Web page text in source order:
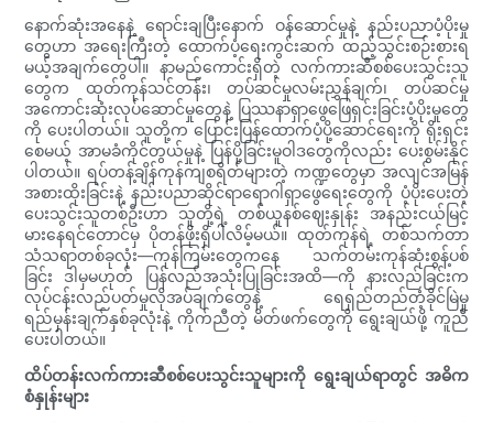
နောက်ဆုံးအနေနဲ့ ရောင်းချပြီးနောက် ဝန်ဆောင်မှုနဲ့ နည်းပညာပံ့ပိုးမှု
တွေဟာ အရေးကြီးတဲ့ ထောက်ပံ့ရေးကွင်းဆက် ထည့်သွင်းစဉ်းစားရ
မယ့်အချက်တွေပါ။ နာမည်ကောင်းရှိတဲ့ လက်ကားဆီစစ်ပေးသွင်းသူ
တွေက ထုတ်ကုန်သင်တန်း၊ တပ်ဆင်မှုလမ်းညွှန်ချက်၊ တပ်ဆင်မှု
အကောင်းဆုံးလုပ်ဆောင်မှုတွေနဲ့ ပြဿနာရှာဖွေဖြေရှင်းခြင်းပံ့ပိုးမှုတွေ
ကို ပေးပါတယ်။ သူတို့က ပြောင်းပြန်ထောက်ပံ့ပို့ဆောင်ရေးကို ရိုးရှင်း
စေမယ့် အာမခံကိုင်တွယ်မှုနဲ့ ပြန်ပို့ခြင်းမူဝါဒတွေကိုလည်း ပေးစွမ်းနိုင်
ပါတယ်။ ရပ်တန့်ချိန်ကုန်ကျစရိတ်များတဲ့ ကဏ္ဍတွေမှာ အလျင်အမြန်
အစားထိုးခြင်းနဲ့ နည်းပညာဆိုင်ရာရောဂါရှာဖွေရေးတွေကို ပံ့ပိုးပေးတဲ့
ပေးသွင်းသူတစ်ဦးဟာ သူတို့ရဲ့ တစ်ယူနစ်ဈေးနှုန်း အနည်းငယ်မြင့်
မားနေရင်တောင်မှ ပိုတန်ဖိုးရှိပါလိမ့်မယ်။ ထုတ်ကုန်ရဲ့ တစ်သက်တာ
သံသရာတစ်ခုလုံး—ကုန်ကြမ်းတွေကနေ သက်တမ်းကုန်ဆုံးစွန့်ပစ်
ခြင်း ဒါမှမဟုတ် ပြန်လည်အသုံးပြုခြင်းအထိ—ကို နားလည်ခြင်းက
လုပ်ငန်းလည်ပတ်မှုလိုအပ်ချက်တွေနဲ့ ရေရှည်တည်တံ့ခိုင်မြဲမှု
ရည်မှန်းချက်နှစ်ခုလုံးနဲ့ ကိုက်ညီတဲ့ မိတ်ဖက်တွေကို ရွေးချယ်ဖို့ ကူညီ
ပေးပါတယ်။
ထိပ်တန်းလက်ကားဆီစစ်ပေးသွင်းသူများကို ရွေးချယ်ရာတွင် အဓိက
စံနှုန်းများ